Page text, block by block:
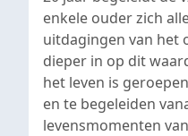
enkele ouder zich
uitdagingen van het
dieper in op dit
het leven is
en te begeleiden
levensmomenten